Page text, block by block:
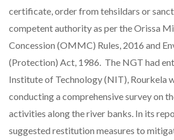
certificate, order from tehsildars or
competent authority as per the Orissa
Concession (OMMC) Rules, 2016 and
(Protection) Act, 1986. The NGT had
Institute of Technology (NIT), Rourkela
conducting a comprehensive survey on
activities along the river banks. In its
suggested restitution measures to